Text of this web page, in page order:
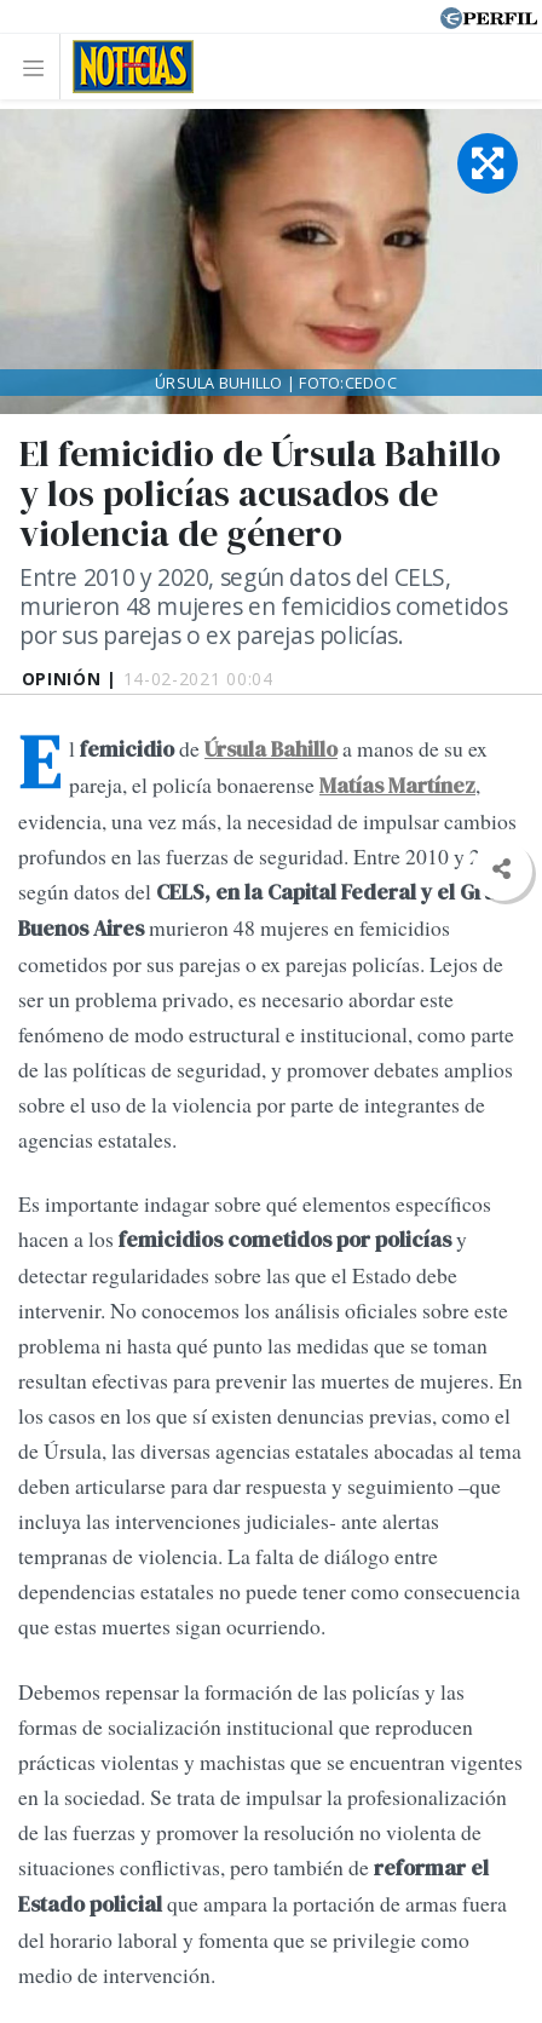
OPINIÓN | 14-02-2021 00:04
El femicidio de Úrsula Bahillo
y los policías acusados de
violencia de género
Entre 2010 y 2020, según datos del CELS,
murieron 48 mujeres en femicidios cometidos
por sus parejas o ex parejas policías.
ÚRSULA BUHILLO | FOTO:CEDOC
E lfemicidiodeÚrsula Bahilloa manos de su ex
pareja, el policía bonaerenseMatías Martínez,
evidencia, una vez más, la necesidad de impulsar cambios
profundos en las fuerzas de seguridad. Entre 2010 y 2020,
según datos del CELS, en la Capital Federal y el Gran
Buenos Airesmurieron 48 mujeres en femicidios
cometidos por sus parejas o ex parejas policías. Lejos de
ser un problema privado, es necesario abordar este
fenómeno de modo estructural e institucional, como parte
de las políticas de seguridad, y promover debates amplios
sobre el uso de la violencia por parte de integrantes de
agencias estatales.
Es importante indagar sobre qué elementos específicos
hacen a los femicidios cometidos por policíasy
detectar regularidades sobre las que el Estado debe
intervenir. No conocemos los análisis oficiales sobre este
problema ni hasta qué punto las medidas que se toman
resultan efectivas para prevenir las muertes de mujeres. En
los casos en los que sí existen denuncias previas, como el
de Úrsula, las diversas agencias estatales abocadas al tema
deben articularse para dar respuesta y seguimiento –que
incluya las intervenciones judiciales- ante alertas
tempranas de violencia. La falta de diálogo entre
dependencias estatales no puede tener como consecuencia
que estas muertes sigan ocurriendo.
Debemos repensar la formación de las policías y las
formas de socialización institucional que reproducen
prácticas violentas y machistas que se encuentran vigentes
en la sociedad. Se trata de impulsar la profesionalización
de las fuerzas y promover la resolución no violenta de
situaciones conflictivas, pero también dereformar el
Estado policialque ampara la portación de armas fuera
del horario laboral y fomenta que se privilegie como
medio de intervención.